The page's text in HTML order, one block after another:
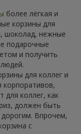
более лёгкая и
корзины для
шоколад, нежные
подарочные
и получить
для коллег и
корпоративов,
для коллег, как
должен быть
Впрочем,
с